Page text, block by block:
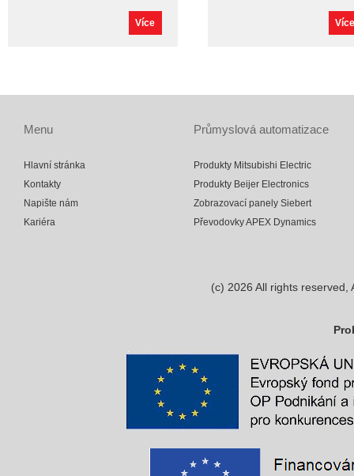
Více Více
Menu
Hlavní stránka
Kontakty
Napište nám
Kariéra
Průmyslová automatizace
Produkty Mitsubishi Electric
Produkty Beijer Electronics
Zobrazovací panely Siebert
Převodovky APEX Dynamics
(c) 2026 All rights reserved,